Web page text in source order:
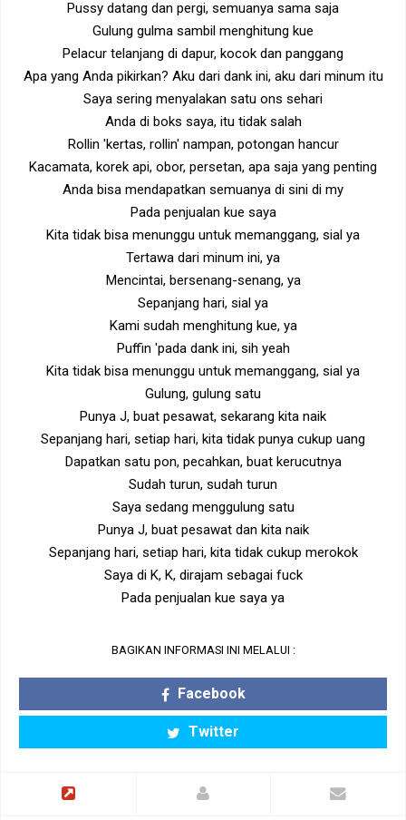
Pussy datang dan pergi, semuanya sama saja
Gulung gulma sambil menghitung kue
Pelacur telanjang di dapur, kocok dan panggang
Apa yang Anda pikirkan? Aku dari dank ini, aku dari minum itu
Saya sering menyalakan satu ons sehari
Anda di boks saya, itu tidak salah
Rollin 'kertas, rollin' nampan, potongan hancur
Kacamata, korek api, obor, persetan, apa saja yang penting
Anda bisa mendapatkan semuanya di sini di my
Pada penjualan kue saya
Kita tidak bisa menunggu untuk memanggang, sial ya
Tertawa dari minum ini, ya
Mencintai, bersenang-senang, ya
Sepanjang hari, sial ya
Kami sudah menghitung kue, ya
Puffin 'pada dank ini, sih yeah
Kita tidak bisa menunggu untuk memanggang, sial ya
Gulung, gulung satu
Punya J, buat pesawat, sekarang kita naik
Sepanjang hari, setiap hari, kita tidak punya cukup uang
Dapatkan satu pon, pecahkan, buat kerucutnya
Sudah turun, sudah turun
Saya sedang menggulung satu
Punya J, buat pesawat dan kita naik
Sepanjang hari, setiap hari, kita tidak cukup merokok
Saya di K, K, dirajam sebagai fuck
Pada penjualan kue saya ya
BAGIKAN INFORMASI INI MELALUI :
Facebook
Twitter